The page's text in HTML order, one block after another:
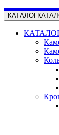
КАТАЛОГ